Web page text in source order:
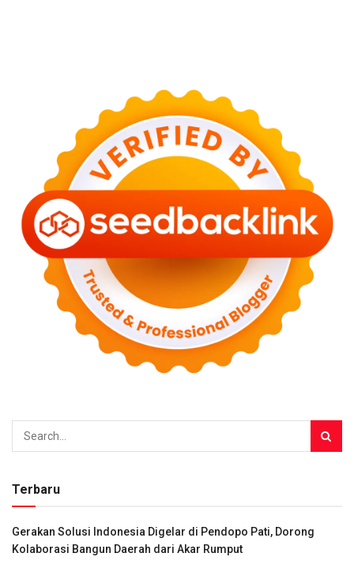
Terbaru
Gerakan Solusi Indonesia Digelar di Pendopo Pati, Dorong
Kolaborasi Bangun Daerah dari Akar Rumput